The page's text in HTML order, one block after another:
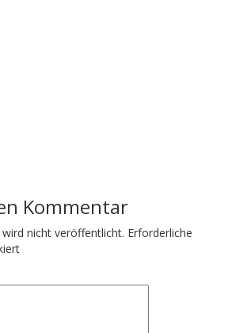
Kommentar
nicht veröffentlicht. Erforderliche